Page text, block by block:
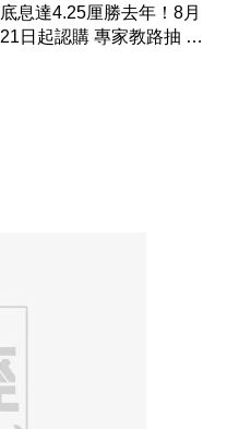
底息達4.25厘勝去年！8月
21日起認購 專家教路抽 20